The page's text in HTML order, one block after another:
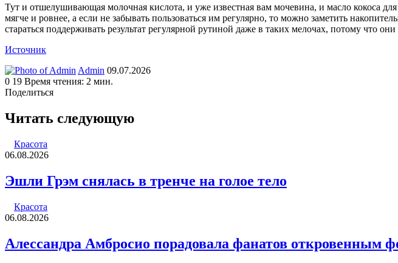
Тут и отшелушивающая молочная кислота, и уже известная вам мочевина, и масло кокоса
мягче и ровнее, а если не забывать пользоваться им регулярно, то можно заметить
стараться поддерживать результат регулярной рутиной даже в таких мелочах, потому что
Источник
Admin Send
an
09.07.2026
0 19 Время чтения: 2 мин.
Поделиться
через
электронную
Читать следующую
Красота
06.08.2026
Эшли Грэм снялась в тренче на голое тело
Красота
06.08.2026
Алессандра Амбросио порадовала фанатов откровенным